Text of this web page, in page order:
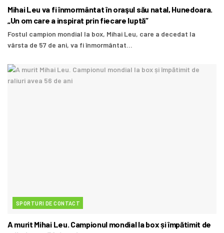
Mihai Leu va fi înmormântat în oraşul său natal, Hunedoara.
„Un om care a inspirat prin fiecare luptă”
Fostul campion mondial la box, Mihai Leu, care a decedat la
vârsta de 57 de ani, va fi înmormântat...
SPORTURI DE CONTACT
A murit Mihai Leu. Campionul mondial la box și împătimit de